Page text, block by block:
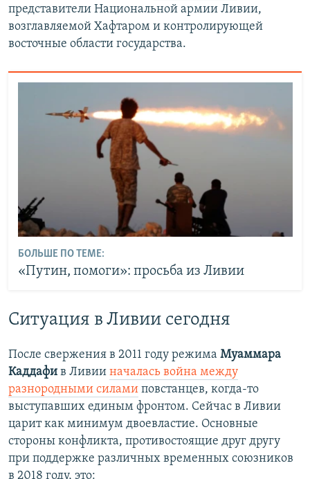
представители Национальной армии Ливии,
возглавляемой Хафтаром и контролирующей
восточные области государства.
БОЛЬШЕ ПО ТЕМЕ:
«Путин, помоги»: просьба из Ливии
​Ситуация в Ливии сегодня
После свержения в 2011 году режима Муаммара
Каддафи в Ливии началась война между
разнородными силами повстанцев, когда-то
выступавших единым фронтом. Сейчас в Ливии
царит как минимум двоевластие. Основные
стороны конфликта, противостоящие друг другу
при поддержке различных временных союзников
в 2018 году, это: